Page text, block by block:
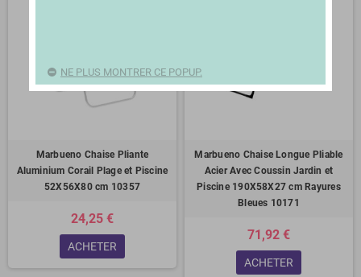
Marbueno Chaise Pliante
Aluminium Corail Plage et Piscine
52X56X80 cm 10357
24,25 €
ACHETER
Marbueno Chaise Longue Pliable
Acier Avec Coussin Jardin et
Piscine 190X58X27 cm Rayures
Bleues 10171
71,92 €
ACHETER
NE PLUS MONTRER CE POPUP.